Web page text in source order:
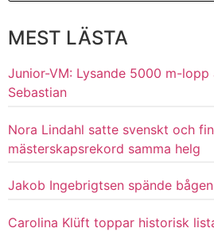
MEST LÄSTA
Junior-VM: Lysande 5000 m-lopp
Sebastian
Nora Lindahl satte svenskt och
mästerskapsrekord samma helg
Jakob Ingebrigtsen spände
Carolina Klüft toppar historisk